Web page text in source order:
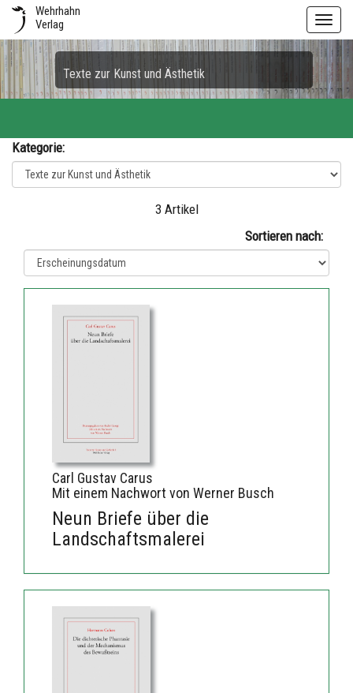
Wehrhahn
Verlag
Texte zur Kunst und Ästhetik
Kategorie:
3 Artikel
Sortieren nach:
Carl Gustav Carus
Mit einem Nachwort von Werner Busch
Neun Briefe über die
Landschaftsmalerei